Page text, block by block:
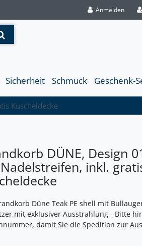
Anmelden
Sicherheit Schmuck Geschenk-
Kuscheldecke
DÜNE, Design
inkl.
Düne Teak PE shell mit
mit exklusiver Ausstrahlung - Bitte
damit Sie die Spedition zur